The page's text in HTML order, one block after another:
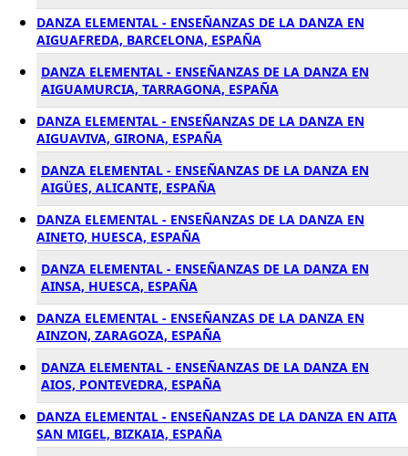
DANZA ELEMENTAL - ENSEÑANZAS DE LA DANZA EN
AIGUAFREDA, BARCELONA, ESPAÑA
DANZA ELEMENTAL - ENSEÑANZAS DE LA DANZA EN
AIGUAMURCIA, TARRAGONA, ESPAÑA
DANZA ELEMENTAL - ENSEÑANZAS DE LA DANZA EN
AIGUAVIVA, GIRONA, ESPAÑA
DANZA ELEMENTAL - ENSEÑANZAS DE LA DANZA EN
AIGÜES, ALICANTE, ESPAÑA
DANZA ELEMENTAL - ENSEÑANZAS DE LA DANZA EN
AINETO, HUESCA, ESPAÑA
DANZA ELEMENTAL - ENSEÑANZAS DE LA DANZA EN
AINSA, HUESCA, ESPAÑA
DANZA ELEMENTAL - ENSEÑANZAS DE LA DANZA EN
AINZON, ZARAGOZA, ESPAÑA
DANZA ELEMENTAL - ENSEÑANZAS DE LA DANZA EN
AIOS, PONTEVEDRA, ESPAÑA
DANZA ELEMENTAL - ENSEÑANZAS DE LA DANZA EN AITA
SAN MIGEL, BIZKAIA, ESPAÑA